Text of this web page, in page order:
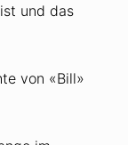
und das
von «Bill»